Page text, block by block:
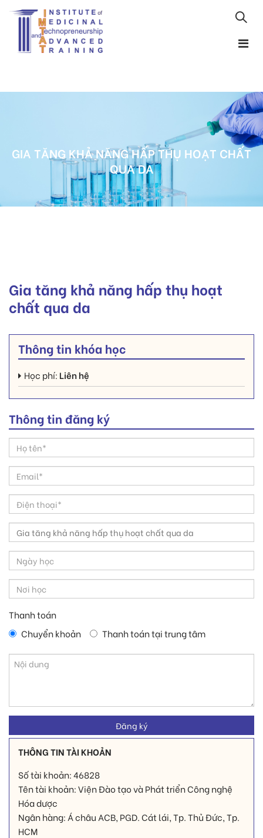
GIA TĂNG KHẢ NĂNG HẤP THỤ HOẠT CHẤT
QUA DA
Gia tăng khả năng hấp thụ hoạt
chất qua da
Thông tin khóa học
Học phí: Liên hệ
Thông tin đăng ký
Thanh toán
Chuyển khoản
Thanh toán tại trung tâm
THÔNG TIN TÀI KHOẢN
Số tài khoản: 46828
Tên tài khoản: Viện Đào tạo và Phát triển Công nghệ
Hóa dược
Ngân hàng: Á châu ACB, PGD. Cát lái, Tp. Thủ Đức, Tp.
HCM